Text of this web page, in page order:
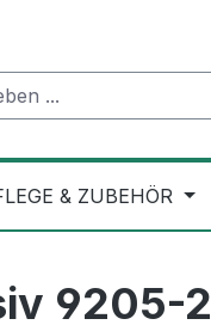
& ZUBEHÖR
9205-2